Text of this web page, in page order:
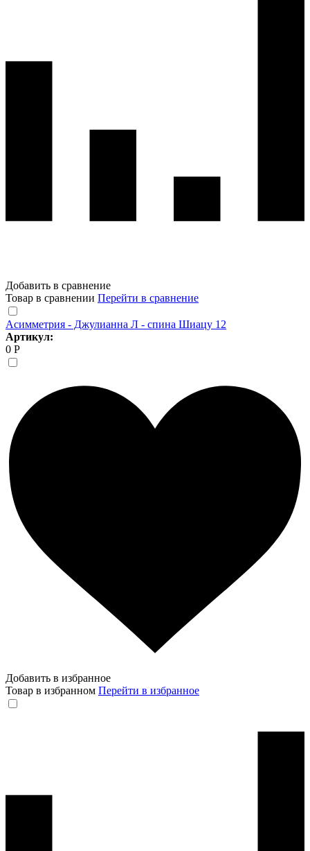
Добавить в сравнение
Товар в сравнении Перейти в сравнение
Асимметрия - Джулианна Л - спина Шиацу 12
Артикул:
0 Р
Добавить в избранное
Товар в избранном Перейти в избранное